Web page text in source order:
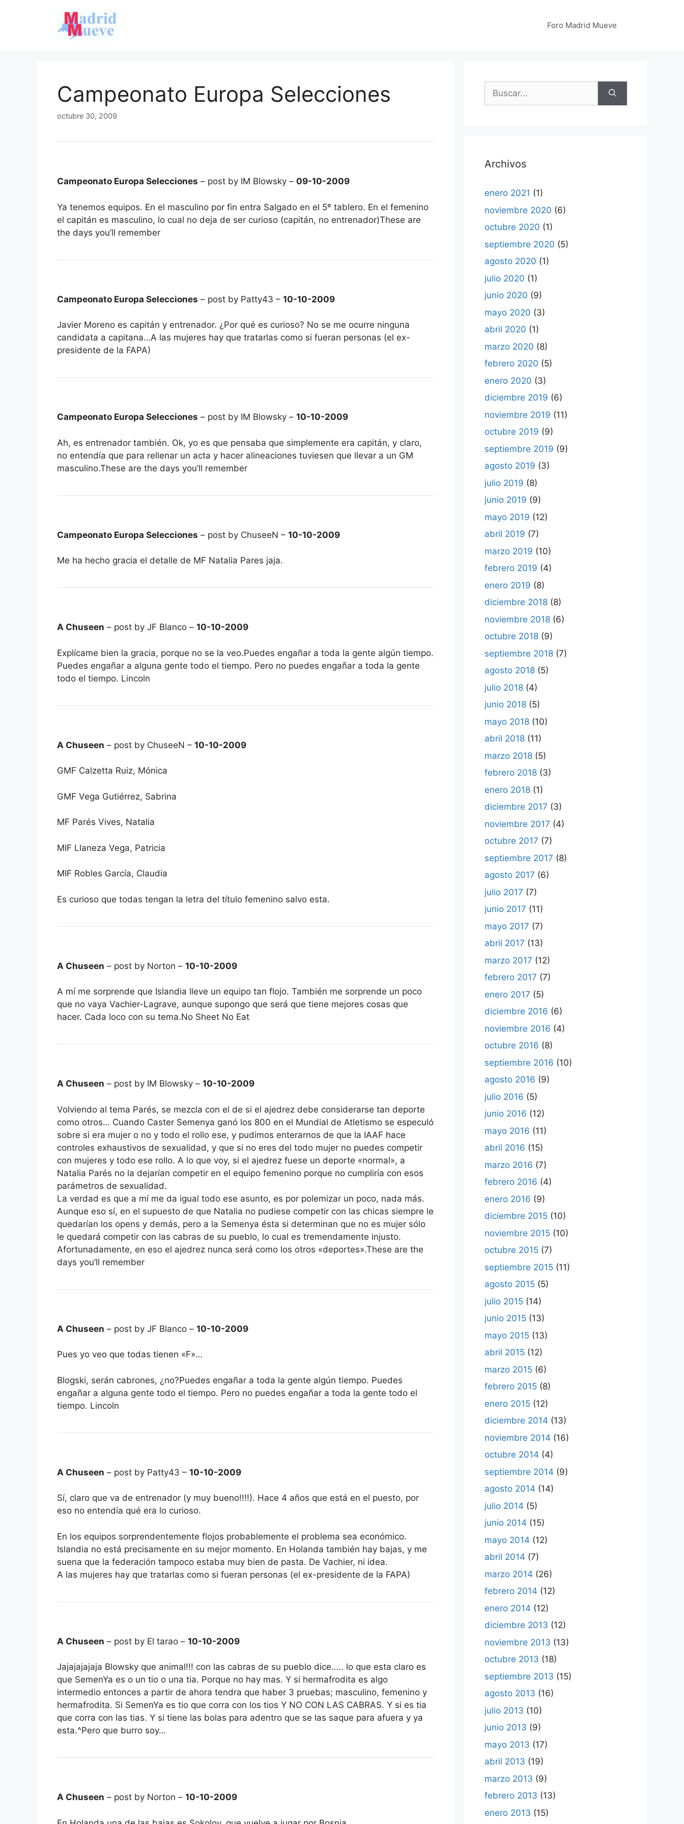
Foro Madrid Mueve
Campeonato Europa Selecciones
octubre 30, 2009
Campeonato Europa Selecciones – post by IM Blowsky – 09-10-2009
Ya tenemos equipos. En el masculino por fin entra Salgado en el 5º tablero. En el femenino
el capitán es masculino, lo cual no deja de ser curioso (capitán, no entrenador)These are
the days you’ll remember
Campeonato Europa Selecciones – post by Patty43 – 10-10-2009
Javier Moreno es capitán y entrenador. ¿Por qué es curioso? No se me ocurre ninguna
candidata a capitana…A las mujeres hay que tratarlas como si fueran personas (el ex-
presidente de la FAPA)
Campeonato Europa Selecciones – post by IM Blowsky – 10-10-2009
Ah, es entrenador también. Ok, yo es que pensaba que simplemente era capitán, y claro,
no entendía que para rellenar un acta y hacer alineaciones tuviesen que llevar a un GM
masculino.These are the days you’ll remember
Campeonato Europa Selecciones – post by ChuseeN – 10-10-2009
Me ha hecho gracia el detalle de MF Natalia Pares jaja.
A Chuseen – post by JF Blanco – 10-10-2009
Explícame bien la gracia, porque no se la veo.Puedes engañar a toda la gente algún tiempo.
Puedes engañar a alguna gente todo el tiempo. Pero no puedes engañar a toda la gente
todo el tiempo. Lincoln
A Chuseen – post by ChuseeN – 10-10-2009
GMF Calzetta Ruiz, Mónica
GMF Vega Gutiérrez, Sabrina
MF Parés Vives, Natalia
MIF Llaneza Vega, Patricia
MIF Robles García, Claudia
Es curioso que todas tengan la letra del título femenino salvo esta.
A Chuseen – post by Norton – 10-10-2009
A mí me sorprende que Islandia lleve un equipo tan flojo. También me sorprende un poco
que no vaya Vachier-Lagrave, aunque supongo que será que tiene mejores cosas que
hacer. Cada loco con su tema.No Sheet No Eat
A Chuseen – post by IM Blowsky – 10-10-2009
Volviendo al tema Parés, se mezcla con el de si el ajedrez debe considerarse tan deporte
como otros… Cuando Caster Semenya ganó los 800 en el Mundial de Atletismo se especuló
sobre si era mujer o no y todo el rollo ese, y pudimos enterarnos de que la IAAF hace
controles exhaustivos de sexualidad, y que si no eres del todo mujer no puedes competir
con mujeres y todo ese rollo. A lo que voy, si el ajedrez fuese un deporte «normal», a
Natalia Parés no la dejarían competir en el equipo femenino porque no cumpliría con esos
parámetros de sexualidad.
La verdad es que a mí me da igual todo ese asunto, es por polemizar un poco, nada más.
Aunque eso sí, en el supuesto de que Natalia no pudiese competir con las chicas siempre le
quedarían los opens y demás, pero a la Semenya ésta si determinan que no es mujer sólo
le quedará competir con las cabras de su pueblo, lo cual es tremendamente injusto.
Afortunadamente, en eso el ajedrez nunca será como los otros «deportes».These are the
days you’ll remember
A Chuseen – post by JF Blanco – 10-10-2009
Pues yo veo que todas tienen «F»…
Blogski, serán cabrones, ¿no?Puedes engañar a toda la gente algún tiempo. Puedes
engañar a alguna gente todo el tiempo. Pero no puedes engañar a toda la gente todo el
tiempo. Lincoln
A Chuseen – post by Patty43 – 10-10-2009
Sí, claro que va de entrenador (y muy bueno!!!!). Hace 4 años que está en el puesto, por
eso no entendía qué era lo curioso.
En los equipos sorprendentemente flojos probablemente el problema sea económico.
Islandia no está precisamente en su mejor momento. En Holanda también hay bajas, y me
suena que la federación tampoco estaba muy bien de pasta. De Vachier, ni idea.
A las mujeres hay que tratarlas como si fueran personas (el ex-presidente de la FAPA)
A Chuseen – post by El tarao – 10-10-2009
Jajajajajaja Blowsky que animal!!! con las cabras de su pueblo dice….. lo que esta claro es
que SemenYa es o un tio o una tia. Porque no hay mas. Y si hermafrodita es algo
intermedio entonces a partir de ahora tendra que haber 3 pruebas; masculino, femenino y
hermafrodita. Si SemenYa es tio que corra con los tios Y NO CON LAS CABRAS. Y si es tia
que corra con las tias. Y si tiene las bolas para adentro que se las saque para afuera y ya
esta.^Pero que burro soy…
A Chuseen – post by Norton – 10-10-2009
Buscar:
Archivos
enero 2021 (1)
noviembre 2020 (6)
octubre 2020 (1)
septiembre 2020 (5)
agosto 2020 (1)
julio 2020 (1)
junio 2020 (9)
mayo 2020 (3)
abril 2020 (1)
marzo 2020 (8)
febrero 2020 (5)
enero 2020 (3)
diciembre 2019 (6)
noviembre 2019 (11)
octubre 2019 (9)
septiembre 2019 (9)
agosto 2019 (3)
julio 2019 (8)
junio 2019 (9)
mayo 2019 (12)
abril 2019 (7)
marzo 2019 (10)
febrero 2019 (4)
enero 2019 (8)
diciembre 2018 (8)
noviembre 2018 (6)
octubre 2018 (9)
septiembre 2018 (7)
agosto 2018 (5)
julio 2018 (4)
junio 2018 (5)
mayo 2018 (10)
abril 2018 (11)
marzo 2018 (5)
febrero 2018 (3)
enero 2018 (1)
diciembre 2017 (3)
noviembre 2017 (4)
octubre 2017 (7)
septiembre 2017 (8)
agosto 2017 (6)
julio 2017 (7)
junio 2017 (11)
mayo 2017 (7)
abril 2017 (13)
marzo 2017 (12)
febrero 2017 (7)
enero 2017 (5)
diciembre 2016 (6)
noviembre 2016 (4)
octubre 2016 (8)
septiembre 2016 (10)
agosto 2016 (9)
julio 2016 (5)
junio 2016 (12)
mayo 2016 (11)
abril 2016 (15)
marzo 2016 (7)
febrero 2016 (4)
enero 2016 (9)
diciembre 2015 (10)
noviembre 2015 (10)
octubre 2015 (7)
septiembre 2015 (11)
agosto 2015 (5)
julio 2015 (14)
junio 2015 (13)
mayo 2015 (13)
abril 2015 (12)
marzo 2015 (6)
febrero 2015 (8)
enero 2015 (12)
diciembre 2014 (13)
noviembre 2014 (16)
octubre 2014 (4)
septiembre 2014 (9)
agosto 2014 (14)
julio 2014 (5)
junio 2014 (15)
mayo 2014 (12)
abril 2014 (7)
marzo 2014 (26)
febrero 2014 (12)
enero 2014 (12)
diciembre 2013 (12)
noviembre 2013 (13)
octubre 2013 (18)
septiembre 2013 (15)
agosto 2013 (16)
julio 2013 (10)
junio 2013 (9)
mayo 2013 (17)
abril 2013 (19)
marzo 2013 (9)
febrero 2013 (13)
enero 2013 (15)